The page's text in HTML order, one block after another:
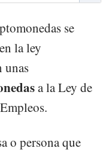
se
la ley
unas
a la Ley de
o persona que